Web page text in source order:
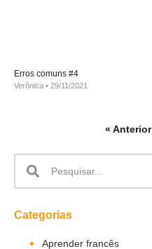
Erros comuns #4
Verônica 29/11/2021
« Anterior
Categorias
Aprender francês